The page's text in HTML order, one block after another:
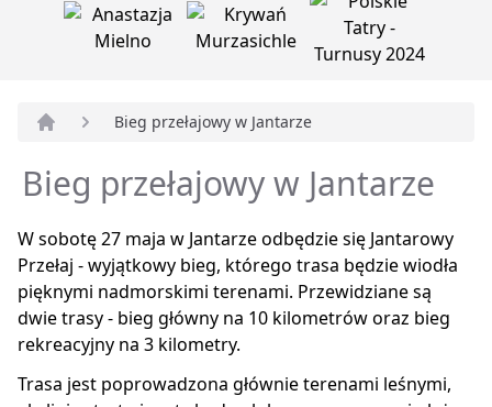
Bieg przełajowy w Jantarze
Bieg przełajowy w Jantarze
W sobotę 27 maja w Jantarze odbędzie się Jantarowy
Przełaj - wyjątkowy bieg, którego trasa będzie wiodła
pięknymi nadmorskimi terenami. Przewidziane są
dwie trasy - bieg główny na 10 kilometrów oraz bieg
rekreacyjny na 3 kilometry.
Trasa jest poprowadzona głównie terenami leśnymi,